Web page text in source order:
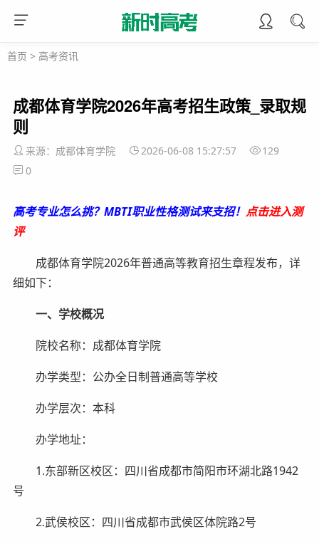
首页 > 高考资讯
成都体育学院2026年高考招生政策_录取规
则
来源：成都体育学院 2026-06-08 15:27:57
129
0
高考专业怎么挑？MBTI职业性格测试来支招！ 点击进入测
评
成都体育学院2026年普通高等教育招生章程发布，详
细如下：
一、 学校概况
院校名称：成都体育学院
办学类型：公办全日制普通高等学校
办学层次：本科
办学地址：
1.东部新区校区：四川省成都市简阳市环湖北路1942
号
2.武侯校区：四川省成都市武侯区体院路2号